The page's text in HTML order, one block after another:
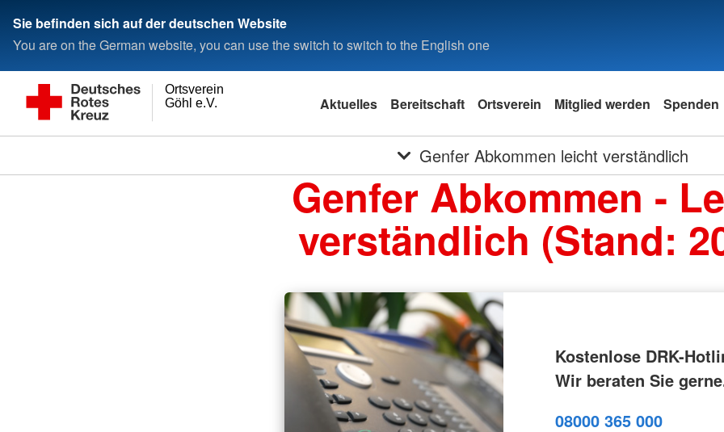
Sie befinden sich auf der deutschen Website
You are on the German website, you can use the switch to switch to the English one
Göhl e.V.
Ortsverein
Aktuelles Bereitschaft Ortsverein Mitglied werden Spenden
Genfer Abkommen leicht verständlich
Genfer Abkommen -
verständlich (Stand:
Kostenlose DRK-
Wir beraten Sie
08000 365 000